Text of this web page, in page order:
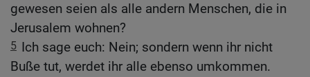
gewesen seien als alle andern Menschen, die in
Jerusalem wohnen?
5 Ich sage euch: Nein; sondern wenn ihr nicht
Buße tut, werdet ihr alle ebenso umkommen.